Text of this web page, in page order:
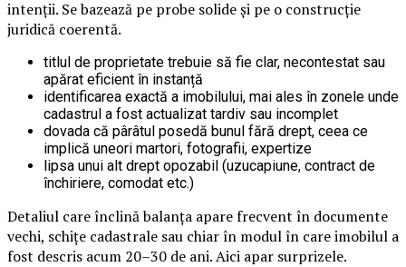
intenții. Se bazează pe probe solide și pe o construcție
juridică coerentă.
titlul de proprietate trebuie să fie clar, necontestat sau
apărat eficient în instanță
identificarea exactă a imobilului, mai ales în zonele unde
cadastrul a fost actualizat tardiv sau incomplet
dovada că pârâtul posedă bunul fără drept, ceea ce
implică uneori martori, fotografii, expertize
lipsa unui alt drept opozabil (uzucapiune, contract de
închiriere, comodat etc.)
Detaliul care înclină balanța apare frecvent în documente
vechi, schițe cadastrale sau chiar în modul în care imobilul a
fost descris acum 20–30 de ani. Aici apar surprizele.